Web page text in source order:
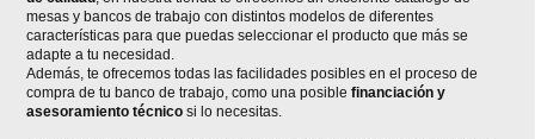
mesas y bancos de trabajo con distintos modelos de diferentes
características para que puedas seleccionar el producto que más se
adapte a tu necesidad.
Además, te ofrecemos todas las facilidades posibles en el proceso de
compra de tu banco de trabajo, como una posiblefinanciación y
asesoramiento técnico si lo necesitas.